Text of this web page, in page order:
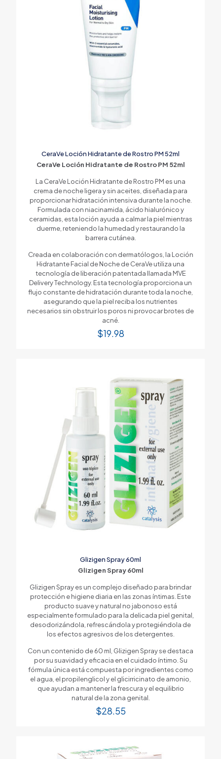
CeraVe Loción Hidratante de Rostro PM 52ml
CeraVe Loción Hidratante de Rostro PM 52ml
La CeraVe Loción Hidratante de Rostro PM es una
crema de noche ligera y sin aceites, diseñada para
proporcionar hidratación intensiva durante la noche.
Formulada con niacinamida, ácido hialurónico y
ceramidas, esta loción ayuda a calmar la piel mientras
duerme, reteniendo la humedad y restaurando la
barrera cutánea.
Creada en colaboración con dermatólogos, la Loción
Hidratante Facial de Noche de CeraVe utiliza una
tecnología de liberación patentada llamada MVE
Delivery Technology. Esta tecnología proporciona un
flujo constante de hidratación durante toda la noche,
asegurando que la piel reciba los nutrientes
necesarios sin obstruir los poros ni provocar brotes de
acné.
$19.98
Glizigen Spray 60ml
Glizigen Spray 60ml
Glizigen Spray es un complejo diseñado para brindar
protección e higiene diaria en las zonas íntimas. Este
producto suave y natural no jabonoso está
especialmente formulado para la delicada piel genital,
desodorizándola, refrescándola y protegiéndola de
los efectos agresivos de los detergentes.
Con un contenido de 60 ml, Glizigen Spray se destaca
por su suavidad y eficacia en el cuidado íntimo. Su
fórmula única está compuesta por ingredientes como
el agua, el propilenglicol y el glicirricinato de amonio,
que ayudan a mantener la frescura y el equilibrio
natural de la zona genital.
$28.55